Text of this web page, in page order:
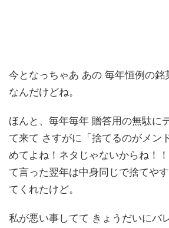
今となっちゃあ あの 毎年恒例の銘
なんだけどね。
ほんと、毎年毎年 贈答用の無駄に
て来て さすがに「捨てるのがメン
めてよね！ネタじゃないからね！
て言った翌年は中身同じで捨てや
てくれたけど。
私が悪い事してて きょうだいにバ